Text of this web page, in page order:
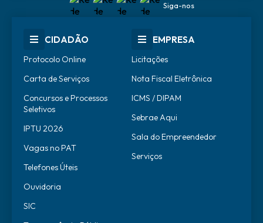
Siga-nos
CIDADÃO
Protocolo Online
Carta de Serviços
Concursos e Processos
Seletivos
IPTU 2026
Vagas no PAT
Telefones Úteis
Ouvidoria
SIC
EMPRESA
Licitações
Nota Fiscal Eletrônica
ICMS / DIPAM
Sebrae Aqui
Sala do Empreendedor
Serviços